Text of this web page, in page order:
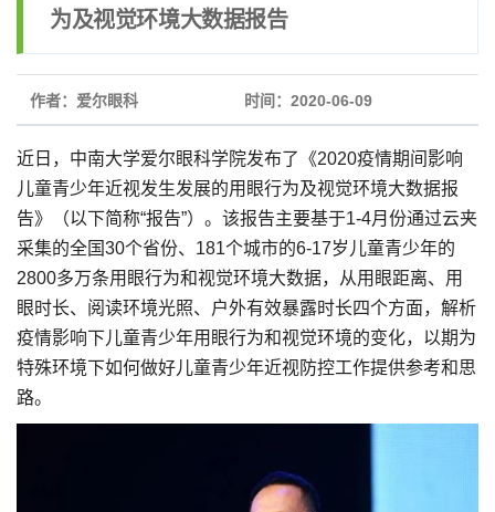
为及视觉环境大数据报告
作者：爱尔眼科 时间：2020-06-09
近日，中南大学爱尔眼科学院发布了《2020疫情期间影响
儿童青少年近视发生发展的用眼行为及视觉环境大数据报
告》（以下简称“报告”）。该报告主要基于1-4月份通过云夹
采集的全国30个省份、181个城市的6-17岁儿童青少年的
2800多万条用眼行为和视觉环境大数据，从用眼距离、用
眼时长、阅读环境光照、户外有效暴露时长四个方面，解析
疫情影响下儿童青少年用眼行为和视觉环境的变化，以期为
特殊环境下如何做好儿童青少年近视防控工作提供参考和思
路。